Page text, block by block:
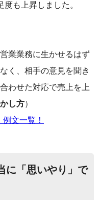
も上昇しました。
業業務に生かせるはず
く、相手の意見を聞き
わせた対応で売上を上
し方）
文一覧！
に「思いやり」で